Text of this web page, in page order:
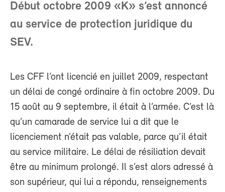
Début octobre 2009 «K» s’est annoncé
au service de protection juridique du
SEV.
Les CFF l’ont licencié en juillet 2009, respectant
un délai de congé ordinaire à fin octobre 2009. Du
15 août au 9 septembre, il était à l’armée. C’est là
qu’un camarade de service lui a dit que le
licenciement n’était pas valable, parce qu’il était
au service militaire. Le délai de résiliation devait
être au minimum prolongé. Il s’est alors adressé à
son supérieur, qui lui a répondu, renseignements